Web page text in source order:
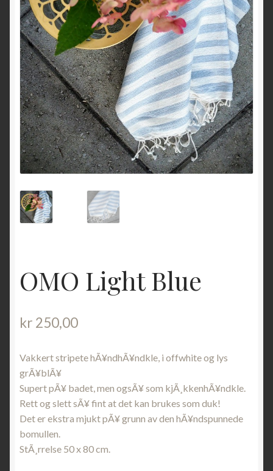
OMO Light Blue
kr 250,00
Vakkert stripete hÃ¥ndhÃ¥ndkle, i offwhite og lys
grÃ¥blÃ¥
Supert pÃ¥ badet, men ogsÃ¥ som kjÃ¸kkenhÃ¥ndkle.
Rett og slett sÃ¥ fint at det kan brukes som duk!
Det er ekstra mjukt pÃ¥ grunn av den hÃ¥ndspunnede
bomullen.
StÃ¸rrelse 50 x 80 cm.